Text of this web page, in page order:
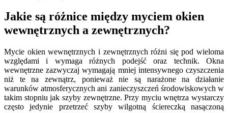
Jakie są różnice między myciem okien
wewnętrznych a zewnętrznych?
Mycie okien wewnętrznych i zewnętrznych różni się pod wieloma
względami i wymaga różnych podejść oraz technik. Okna
wewnętrzne zazwyczaj wymagają mniej intensywnego czyszczenia
niż te na zewnątrz, ponieważ nie są narażone na działanie
warunków atmosferycznych ani zanieczyszczeń środowiskowych w
takim stopniu jak szyby zewnętrzne. Przy myciu wnętrza wystarczy
często jedynie przetrzeć szyby wilgotną ściereczką nasączoną